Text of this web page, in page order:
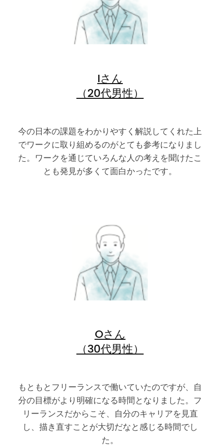
Iさん
（20代男性）
今の日本の課題をわかりやすく解説してくれた上
でワークに取り組めるのがとても参考になりまし
た。ワークを通じていろんな人の考えを聞けたこ
とも発見が多くて面白かったです。
Oさん
（30代男性）
もともとフリーランスで働いていたのですが、自
分の目標がより明確になる時間となりました。フ
リーランスだからこそ、自分のキャリアを見直
し、描き直すことが大切だなと感じる時間でし
た。